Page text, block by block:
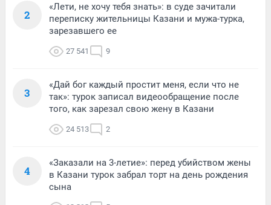
2
«Лети, не хочу тебя знать»: в суде зачитали
переписку жительницы Казани и мужа-турка,
зарезавшего ее
27 541 9
3
«Дай бог каждый простит меня, если что не
так»: турок записал видеообращение после
того, как зарезал свою жену в Казани
24 513 2
4
«Заказали на 3-летие»: перед убийством жены
в Казани турок забрал торт на день рождения
сына